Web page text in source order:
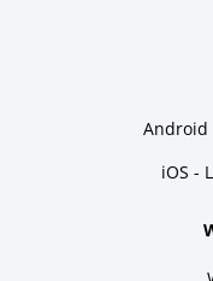
Android
iOS -